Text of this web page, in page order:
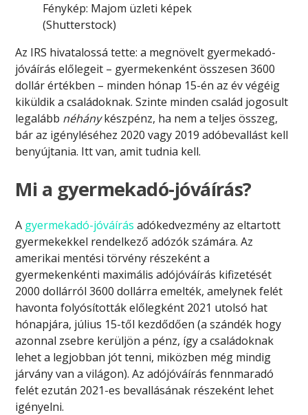
Fénykép: Majom üzleti képek
(Shutterstock)
Az IRS hivatalossá tette: a megnövelt gyermekadó-
jóváírás előlegeit – gyermekenként összesen 3600
dollár értékben – minden hónap 15-én az év végéig
kiküldik a családoknak. Szinte minden család jogosult
legalább néhánykészpénz, ha nem a teljes összeg,
bár az igényléséhez 2020 vagy 2019 adóbevallást kell
benyújtania. Itt van, amit tudnia kell.
Mi a gyermekadó-jóváírás?
A gyermekadó-jóváírás adókedvezmény az eltartott
gyermekekkel rendelkező adózók számára. Az
amerikai mentési törvény részeként a
gyermekenkénti maximális adójóváírás kifizetését
2000 dollárról 3600 dollárra emelték, amelynek felét
havonta folyósították előlegként 2021 utolsó hat
hónapjára, július 15-től kezdődően (a szándék hogy
azonnal zsebre kerüljön a pénz, így a családoknak
lehet a legjobban jót tenni, miközben még mindig
járvány van a világon). Az adójóváírás fennmaradó
felét ezután 2021-es bevallásának részeként lehet
igényelni.